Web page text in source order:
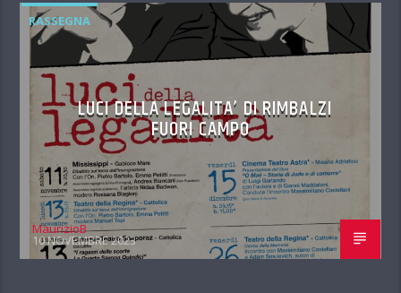
RASSEGNA
LUCI DELLA LEGALITA’ DI RIMBALZI
FUORI CAMPO
MaurizioB
10 NOVEMBRE 2023